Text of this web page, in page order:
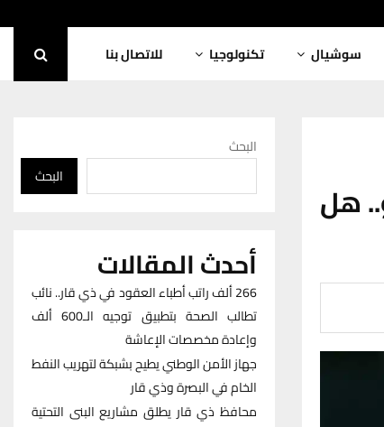
سوشيال تكنولوجيا للاتصال بنا
هل
البحث
البحث
أحدث المقالات
266 ألف راتب أطباء العقود في ذي قار.. نائب
تطالب الصحة بتطبيق توجيه الـ600 ألف
وإعادة مخصصات الإعاشة
جهاز الأمن الوطني يطيح بشبكة لتهريب النفط
الخام في البصرة وذي قار
محافظ ذي قار يطلق مشاريع البنى التحتية